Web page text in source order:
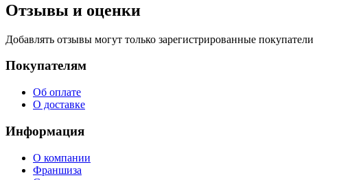
Отзывы и оценки
Добавлять отзывы могут только зарегистрированные покупатели
Покупателям
Об оплате
О доставке
Информация
О компании
Франшиза